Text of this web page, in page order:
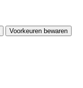
Voorkeuren bewaren